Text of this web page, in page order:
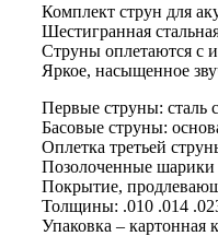
Комплект струн для
Шестигранная
Струны оплетаются с
Яркое, насыщенное
Первые струны: сталь
Басовые струны:
Оплетка третьей
Позолоченные шарики
Покрытие,
Толщины: .010 .014
Упаковка – картонная